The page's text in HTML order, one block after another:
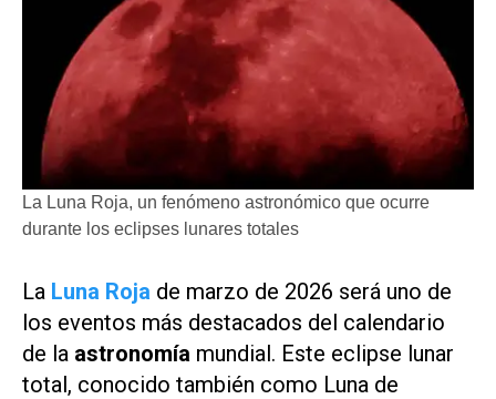
La Luna Roja, un fenómeno astronómico que ocurre
durante los eclipses lunares totales
La Luna Roja de marzo de 2026 será uno de
los eventos más destacados del calendario
de la astronomía mundial. Este eclipse lunar
total, conocido también como Luna de